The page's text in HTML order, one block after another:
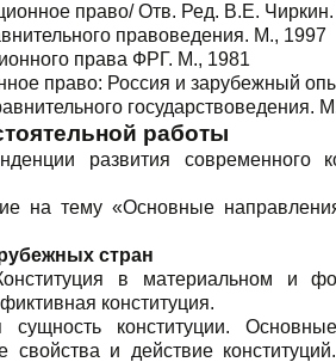
право/ Отв. Ред. В.Е.
правоведения. М., 1997
права ФРГ. М., 1981
право: Россия и зарубежный
государствоведения.
работы
развития современного
на тему «Основные
стран
в материальном и
конституция.
сущность конституции.
свойства и действие